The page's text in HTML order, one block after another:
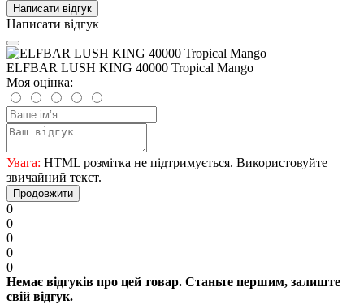
Написати відгук
Написати відгук
ELFBAR LUSH KING 40000 Tropical Mango
Моя оцінка:
Увага: HTML розмітка не підтримується. Використовуйте
звичайний текст.
Продовжити
0
0
0
0
0
Немає відгуків про цей товар. Станьте першим, залиште
свій відгук.